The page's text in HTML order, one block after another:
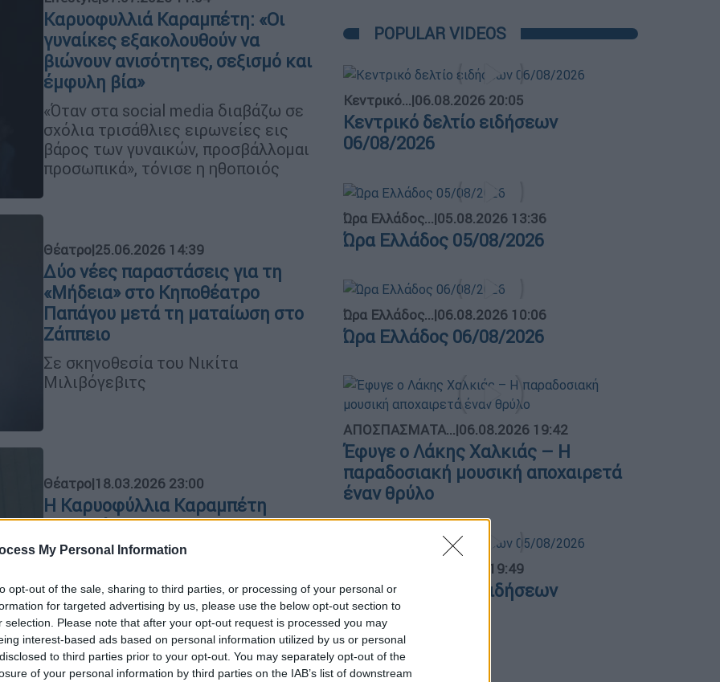
My Personal Information
opt-out of the sale, sharing to third parties, or processing of your personal or
for targeted advertising by us, please use the below opt-out section to
selection. Please note that after your opt-out request is processed you may
interest-based ads based on personal information utilized by us or personal
to third parties prior to your opt-out. You may separately opt-out of the
of your personal information by third parties on the IAB’s list of downstream
Καρυοφυλλιά Καραμπέτη: «Οι
γυναίκες εξακολουθούν να
βιώνουν ανισότητες, σεξισμό και
έμφυλη βία»
«Όταν στα social media διαβάζω σε
σχόλια τρισάθλιες ειρωνείες εις
βάρος των γυναικών, προσβάλλομαι
προσωπικά», τόνισε η ηθοποιός
Θέατρο|25.06.2026 14:39
Δύο νέες παραστάσεις για τη
«Μήδεια» στο Κηποθέατρο
Παπάγου μετά τη ματαίωση στο
Ζάππειο
Σε σκηνοθεσία του Νικίτα
Μιλιβόγεβιτς
Θέατρο|18.03.2026 23:00
Η Καρυοφύλλια Καραμπέτη
επιστρέφει ως Μήδεια σε μια
παράσταση του Nikita Milivojević
καθηλωτική ερμηνεία της στον ίδιο
ρόλο
POPULAR VIDEOS
Κεντρικό...|06.08.2026 20:05
Κεντρικό δελτίο ειδήσεων
06/08/2026
Ώρα Ελλάδος...|05.08.2026 13:36
Ώρα Ελλάδος 05/08/2026
Ώρα Ελλάδος...|06.08.2026 10:06
Ώρα Ελλάδος 06/08/2026
ΑΠΟΣΠΑΣΜΑΤΑ...|06.08.2026 19:42
Έφυγε ο Λάκης Χαλκιάς – Η
παραδοσιακή μουσική αποχαιρετά
έναν θρύλο
05.08.2026 19:49
Κεντρικό δελτίο ειδήσεων
05/08/2026